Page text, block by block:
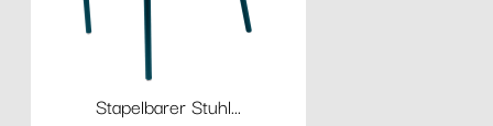
Stapelbarer Stuhl...